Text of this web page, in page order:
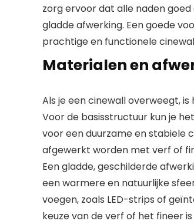
zorg ervoor dat alle naden
gladde afwerking. Een goede
prachtige en functionele
Materialen en
Als je een cinewall overweegt,
Voor de basisstructuur kun je
voor een duurzame en stabiele
afgewerkt worden met verf of
Een gladde, geschilderde
een warmere en natuurlijke
voegen, zoals LED-strips of
keuze van de verf of het fineer